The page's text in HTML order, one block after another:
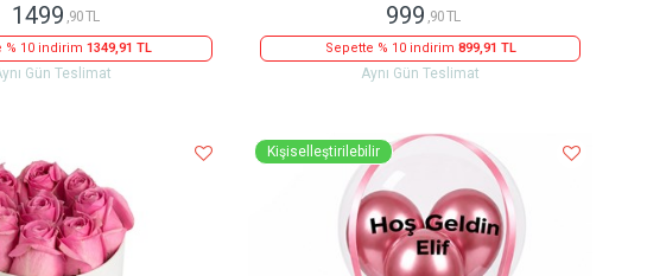
1499 ,90 TL
% 10 indirim 1349,91 TL
Gün Teslimat
999 ,90 TL
Sepette % 10 indirim 899,91 TL
Aynı Gün Teslimat
Kişiselleştirilebilir